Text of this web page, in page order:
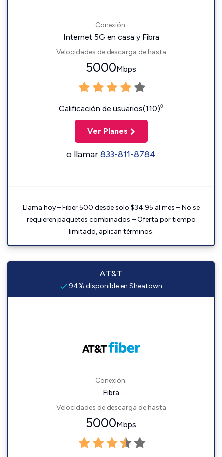
Conexión:
Internet 5G en casa y Fibra
Velocidades de descarga de hasta
5000Mbps
Calificación de usuarios(110)◊
Ver Planes
o llamar833-811-8784
Llama hoy – Fiber 500 desde solo $34.95 al mes – No se
requieren paquetes combinados – Oferta por tiempo
limitado, aplican términos.
AT&T
94% disponible en Sheatown
Conexión:
Fibra
Velocidades de descarga de hasta
5000Mbps